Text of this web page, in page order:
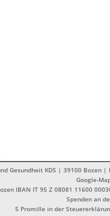
Gesundheit KDS | 39100
Google-
IBAN IT 95 Z 08081 11600
Spenden an
5 Promille in der